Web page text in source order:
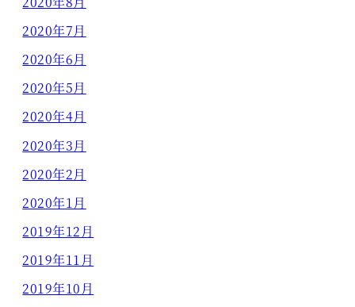
2020年7月
2020年6月
2020年5月
2020年4月
2020年3月
2020年2月
2020年1月
2019年12月
2019年11月
2019年10月